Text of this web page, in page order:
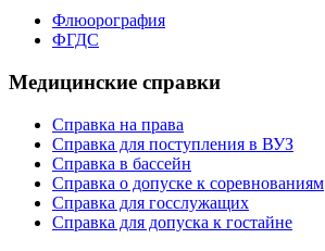
Флюорография
ФГДС
Медицинские справки
Справка на права
Справка для поступления в ВУЗ
Справка в бассейн
Справка о допуске к соревнованиям
Справка для госслужащих
Справка для допуска к гостайне